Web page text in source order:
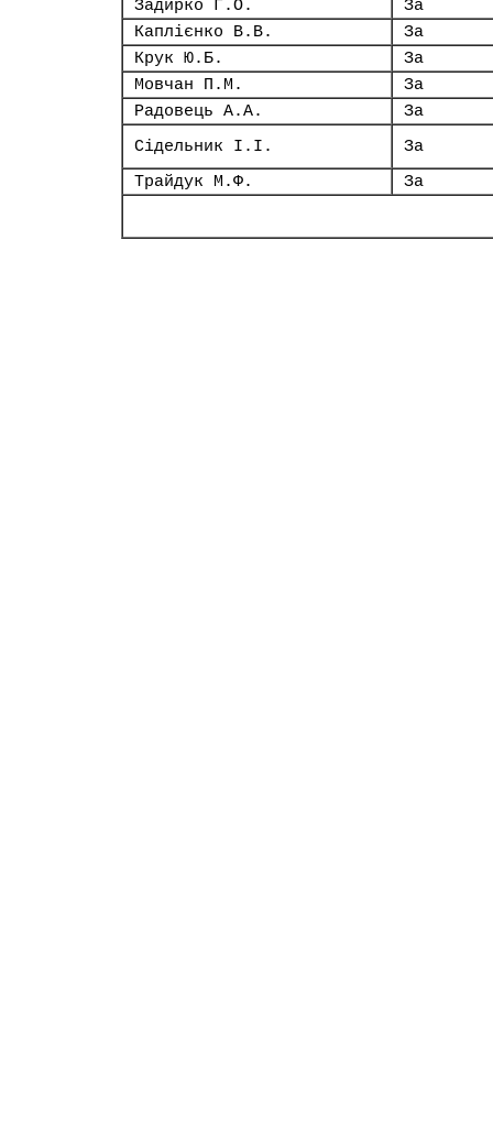
Задирко Г.О.
За
Каплієнко В.В.
За
Крук Ю.Б.
За
Мовчан П.М.
За
Радовець А.А.
За
Сідельник І.І.
За
Трайдук М.Ф.
За